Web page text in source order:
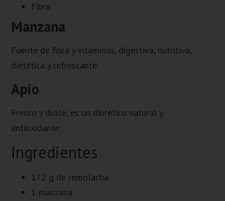
Fibra
Manzana
Fuente de fibra y vitaminas, digestiva, nutritiva,
dietética y refrescante.
Apio
Fresco y dulce, es un diurético natural y
antioxidante.
Ingredientes
172 g de remolacha
1 manzana